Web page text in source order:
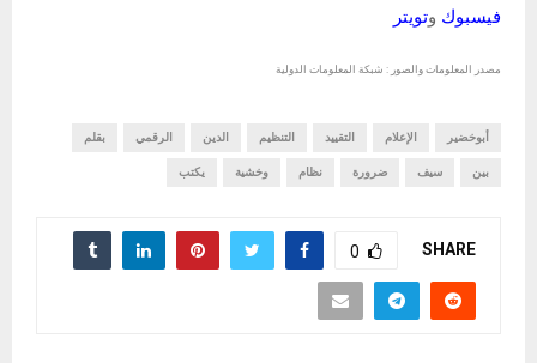
فيسبوك وتويتر
مصدر المعلومات والصور : شبكة المعلومات الدولية
أبوخضير الإعلام التقييد التنظيم الدين الرقمي بقلم
بين سيف ضرورة نظام وخشية يكتب
SHARE
0